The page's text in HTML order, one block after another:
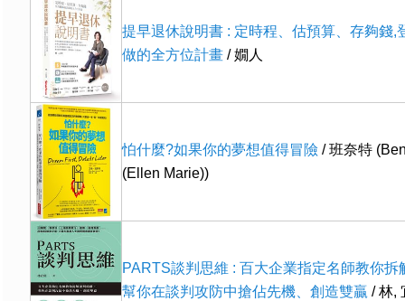
提早退休說明書 : 定時程、估預算、存夠錢,
做的全方位計畫 / 嫺人
怕什麼?如果你的夢想值得冒險 / 班奈特
(Ellen Marie))
PARTS談判思維 : 百大企業指定名師教你拆
幫你在談判攻防中搶佔先機、創造雙贏 / 林,